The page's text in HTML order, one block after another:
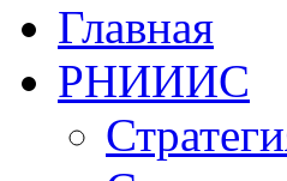
Главная
РНИИИС